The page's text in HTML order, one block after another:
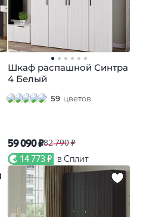
Шкаф распашной Синтра
4 Белый
59 цветов
59 090 ₽82 790 ₽
14 773 ₽ в Сплит